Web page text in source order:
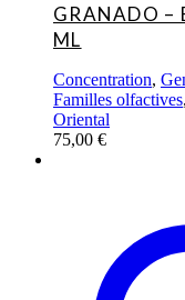
GRANADO –
ML
Concentration,
Familles olfactives,
Oriental
75,00 €